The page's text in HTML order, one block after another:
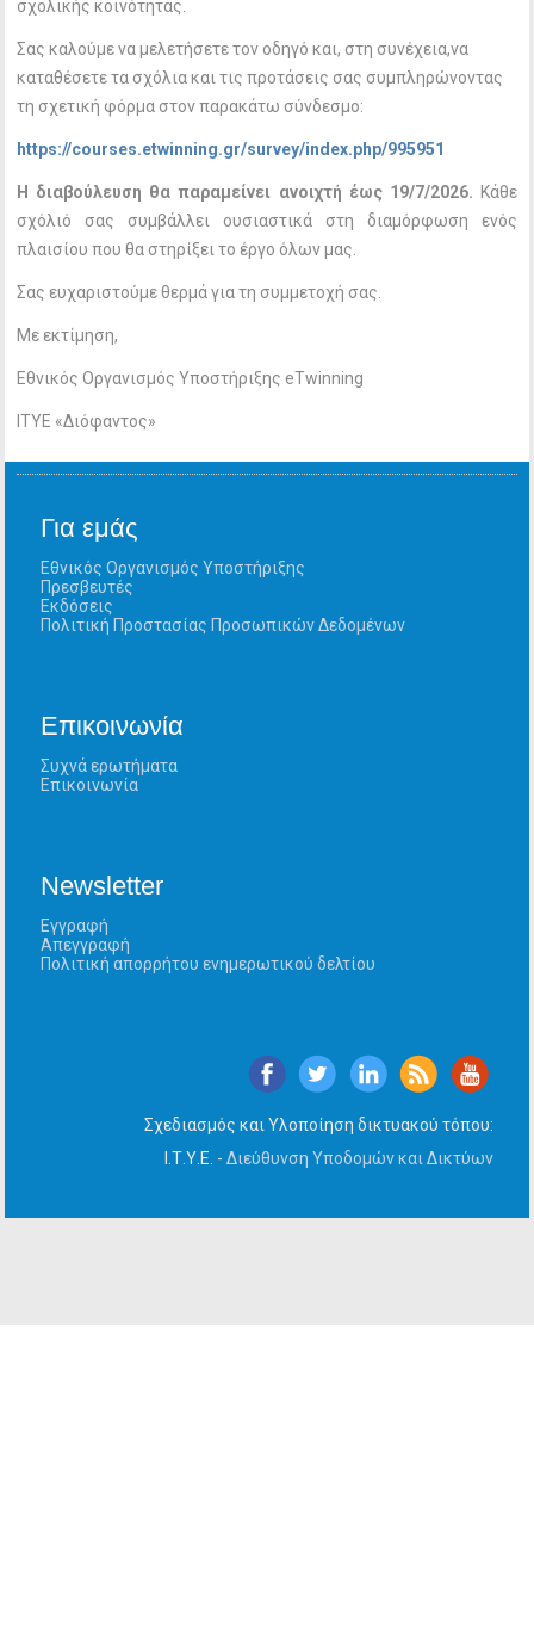
σχολικής κοινότητας.
Σας καλούμε να μελετήσετε τον οδηγό και, στη συνέχεια,να
καταθέσετε τα σχόλια και τις προτάσεις σας συμπληρώνοντας
τη σχετική φόρμα στον παρακάτω σύνδεσμο:
https://courses.etwinning.gr/survey/index.php/995951
Η διαβούλευση θα παραμείνει ανοιχτή έως 19/7/2026. Κάθε
σχόλιό σας συμβάλλει ουσιαστικά στη διαμόρφωση ενός
πλαισίου που θα στηρίξει το έργο όλων μας.
Σας ευχαριστούμε θερμά για τη συμμετοχή σας.
Με εκτίμηση,
Εθνικός Οργανισμός Υποστήριξης eTwinning
ΙΤΥΕ «Διόφαντος»
Για εμάς
Εθνικός Οργανισμός Υποστήριξης
Πρεσβευτές
Εκδόσεις
Πολιτική Προστασίας Προσωπικών Δεδομένων
Επικοινωνία
Συχνά ερωτήματα
Επικοινωνία
Newsletter
Εγγραφή
Απεγγραφή
Πολιτική απορρήτου ενημερωτικού δελτίου
Σχεδιασμός και Υλοποίηση δικτυακού τόπου:
Ι.Τ.Υ.Ε. - Διεύθυνση Υποδομών και Δικτύων